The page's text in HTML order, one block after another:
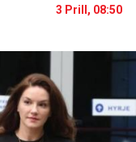
3 Prill, 08:50